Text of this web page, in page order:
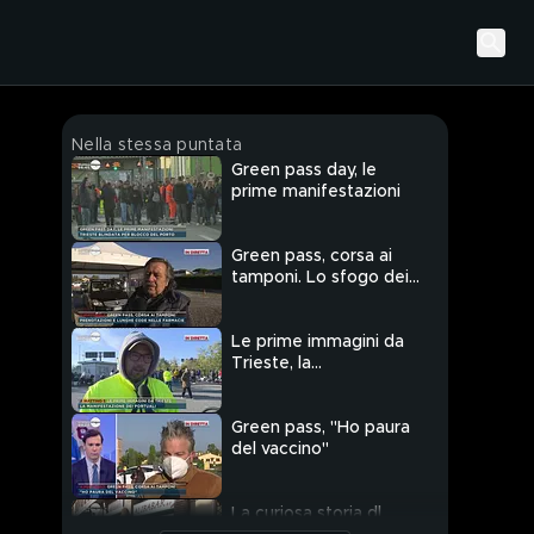
Nella stessa puntata
Green pass day, le
prime manifestazioni
Green pass, corsa ai
tamponi. Lo sfogo dei
Le prime immagini da
Trieste, la
Green pass, "Ho paura
del vaccino"
La curiosa storia dl